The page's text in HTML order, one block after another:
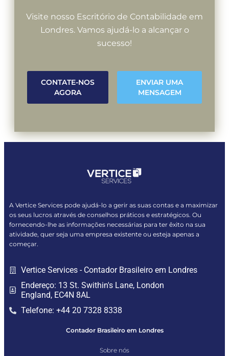
Visite nosso Escritório de Contabilidade em
Londres. Vamos ajudá-lo a alcançar o
sucesso!
CONTATE-NOS
AGORA
ENVIAR UMA
MENSAGEM
A Vertice Services pode ajudá-lo a gerir as suas contas e a maximizar
os seus lucros através de conselhos práticos e estratégicos. Ou
fornecendo-lhe as informações necessárias para ter êxito na sua
atividade, quer seja uma empresa existente ou esteja apenas a
começar.
Vertice Services - Contador Brasileiro em Londres
Endereço: 13 St. Swithin's Lane, London
England, EC4N 8AL
Telefone: +44 20 7328 8338
Contador Brasileiro em Londres
Sobre nós